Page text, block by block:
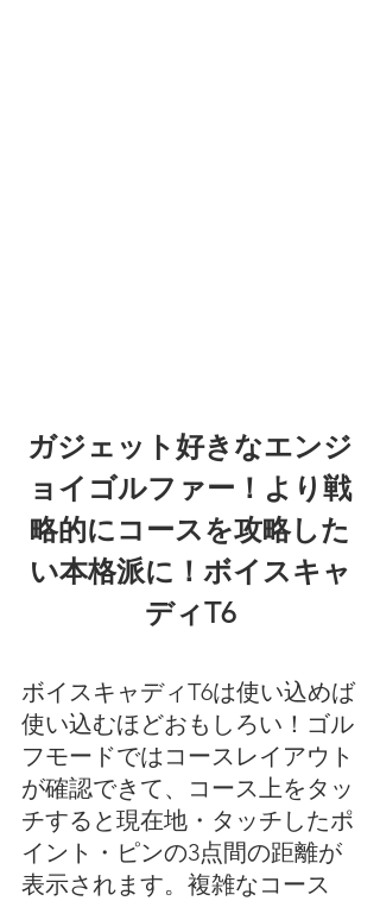
ガジェット好きなエンジ
ョイゴルファー！より戦
略的にコースを攻略した
い本格派に！ボイスキャ
ディT6
ボイスキャディT6は使い込めば
使い込むほどおもしろい！ゴル
フモードではコースレイアウト
が確認できて、コース上をタッ
チすると現在地・タッチしたポ
イント・ピンの3点間の距離が
表示されます。複雑なコース